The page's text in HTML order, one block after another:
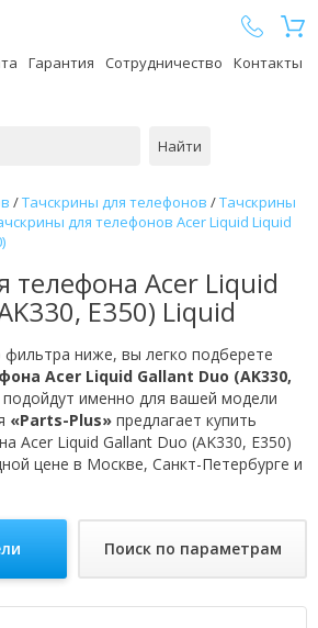
Гарантия Сотрудничество Контакты
Найти
/Тачскрины для телефонов /Тачскрины
для телефонов Acer Liquid Liquid
телефона Acer Liquid
E350) Liquid
ниже, вы легко подберете
Acer Liquid Gallant Duo (AK330,
именно для вашей модели
«Parts-Plus» предлагает купить
Acer Liquid Gallant Duo (AK330, E350)
цене в Москве, Санкт-Петербурге и
Поиск по параметрам